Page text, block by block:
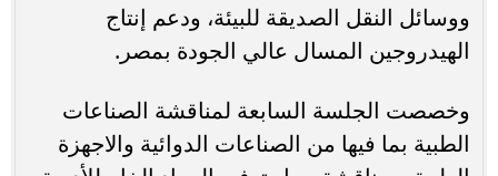
ووسائل النقل الصديقة للبيئة، ودعم إنتاج
الهيدروجين المسال عالي الجودة بمصر.
وخصصت الجلسة السابعة لمناقشة الصناعات
الطبية بما فيها من الصناعات الدوائية والاجهزة